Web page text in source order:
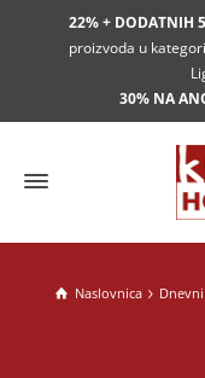
22% + DODATNIH
proizvoda u
30% NA
Naslovnica